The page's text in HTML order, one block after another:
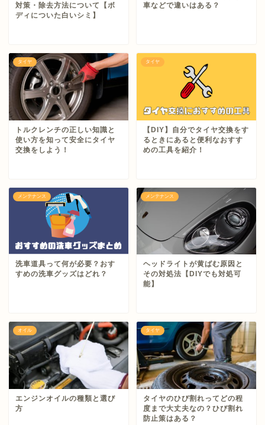
対策・除去方法について【ボ
ディについた白いシミ】
車などで違いはある？
タイヤ
トルクレンチの正しい知識と
使い方を知って安全にタイヤ
交換をしよう！
タイヤ
【DIY】自分でタイヤ交換をす
るときにあると便利なおすす
めの工具を紹介！
メンテナンス
洗車道具って何が必要？おす
すめの洗車グッズはどれ？
メンテナンス
ヘッドライトが黄ばむ原因と
その対処法【DIYでも対処可
能】
オイル
エンジンオイルの種類と選び
方
タイヤ
タイヤのひび割れってどの程
度まで大丈夫なの？ひび割れ
防止策はある？